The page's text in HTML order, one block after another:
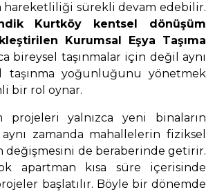
hareketliliği sürekli devam edebilir.
Kurtköy kentsel dönüşüm
Kurumsal Eşya Taşıma
bireysel taşınmalar için değil aynı
taşınma yoğunluğunu yönetmek
bir rol oynar.
projeleri yalnızca yeni binaların
aynı zamanda mahallelerin fiziksel
değişmesini de beraberinde getirir.
apartman kısa süre içerisinde
başlatılır. Böyle bir dönemde